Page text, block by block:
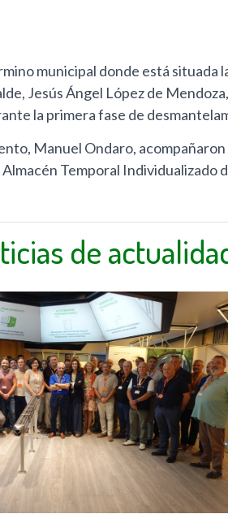
municipal donde está situada
Jesús Ángel López de
la primera fase de
Manuel Ondaro,
Temporal
de